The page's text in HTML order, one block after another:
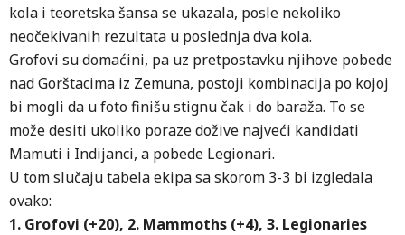
kola i teoretska šansa se ukazala, posle nekoliko
neočekivanih rezultata u poslednja dva kola.
Grofovi su domaćini, pa uz pretpostavku njihove pobede
nad Gorštacima iz Zemuna, postoji kombinacija po kojoj
bi mogli da u foto finišu stignu čak i do baraža. To se
može desiti ukoliko poraze dožive najveći kandidati
Mamuti i Indijanci, a pobede Legionari.
U tom slučaju tabela ekipa sa skorom 3-3 bi izgledala
ovako:
1. Grofovi (+20), 2. Mammoths (+4), 3. Legionaries